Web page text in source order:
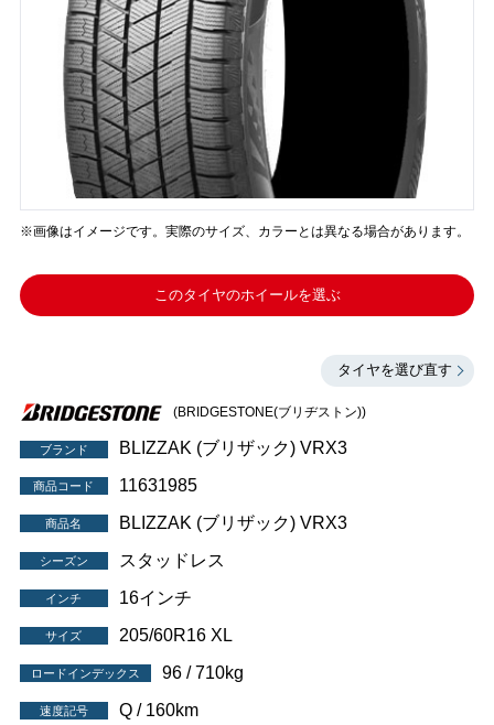
※画像はイメージです。実際のサイズ、カラーとは異なる場合があります。
このタイヤのホイールを選ぶ
タイヤを選び直す
(BRIDGESTONE(ブリヂストン))
ブランド BLIZZAK (ブリザック) VRX3
商品コード 11631985
商品名 BLIZZAK (ブリザック) VRX3
シーズン スタッドレス
インチ 16インチ
サイズ 205/60R16 XL
ロードインデックス 96 / 710kg
速度記号 Q / 160km